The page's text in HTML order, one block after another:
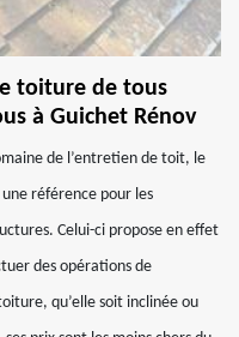
toiture de tous
à Guichet Rénov
de l’entretien de toit, le
référence pour les
Celui-ci propose en effet
des opérations de
qu’elle soit inclinée ou